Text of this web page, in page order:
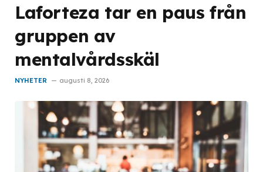
Laforteza tar en paus från
gruppen av
mentalvårdsskäl
NYHETER augusti 8, 2026